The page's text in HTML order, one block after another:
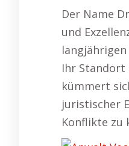
Der Name
und
Ihr Standort
kümmert
juristischer
Konflikte zu